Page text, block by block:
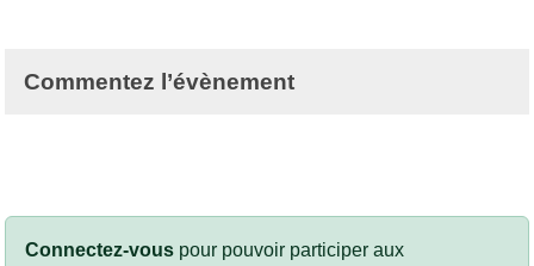
Commentez l’évènement
Connectez-vous pour pouvoir participer aux